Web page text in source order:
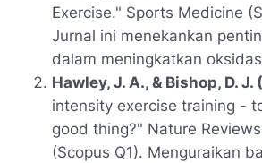
Exercise." Sports Medicine
Jurnal ini menekankan
dalam meningkatkan
Hawley, J. A., & Bishop, D. J.
intensity exercise training -
good thing?" Nature
(Scopus Q1). Menguraikan